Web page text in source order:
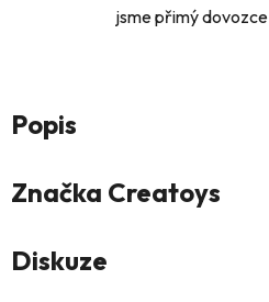
jsme přimý dovozce
Popis
Značka Creatoys
Diskuze